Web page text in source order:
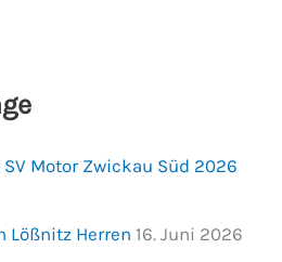
Motor Zwickau Süd 2026
Lößnitz Herren 16. Juni 2026